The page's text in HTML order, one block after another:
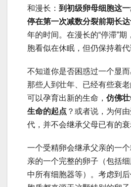
和漫长： 到初级卵母细胞这
停在第一次减数分裂前期长
年的时间。在漫长的“停滞”期
胞看似在休眠，但仍保持着代
不知道你是否困惑过一个显
那些人到壮年、已经有些衰
可以孕育出新的生命， 仿佛
生命的起点 ？或者说，为何
代，并不会继承父母已有的衰
一个受精卵会继承父亲的一
亲的一个完整的卵子（包括
中所有细胞器等）。考虑到